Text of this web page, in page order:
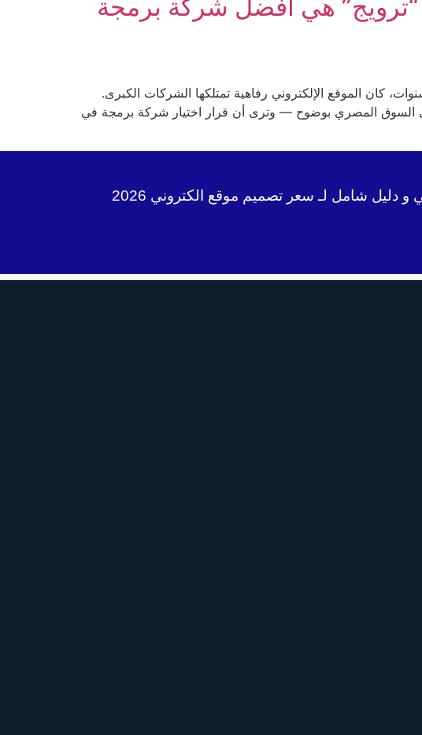
“ترويج” هي أفضل شركة برمجة
كان الموقع الإلكتروني رفاهية تمتلكها الشركات الكبرى.
في السوق المصري بوضوح — وترى أن قرار اختيار شركة برمجة في